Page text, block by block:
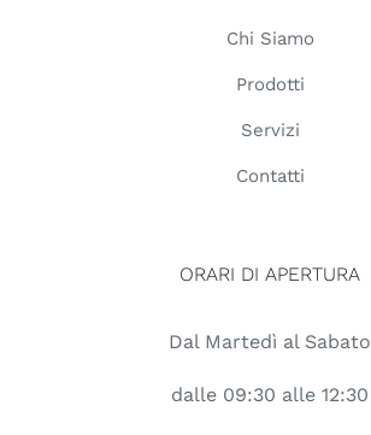
Chi Siamo
Prodotti
Servizi
Contatti
ORARI DI APERTURA
Dal Martedì al Sabato
dalle 09:30 alle 12:30